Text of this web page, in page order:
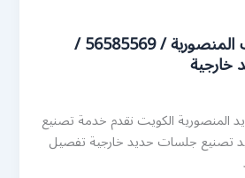
رقم حداد ديوانيات المنصورية / 56585569 /
المنصورية الكويت نقدم خدمة تصنيع
تصنيع جلسات حديد خارجية تفصيل